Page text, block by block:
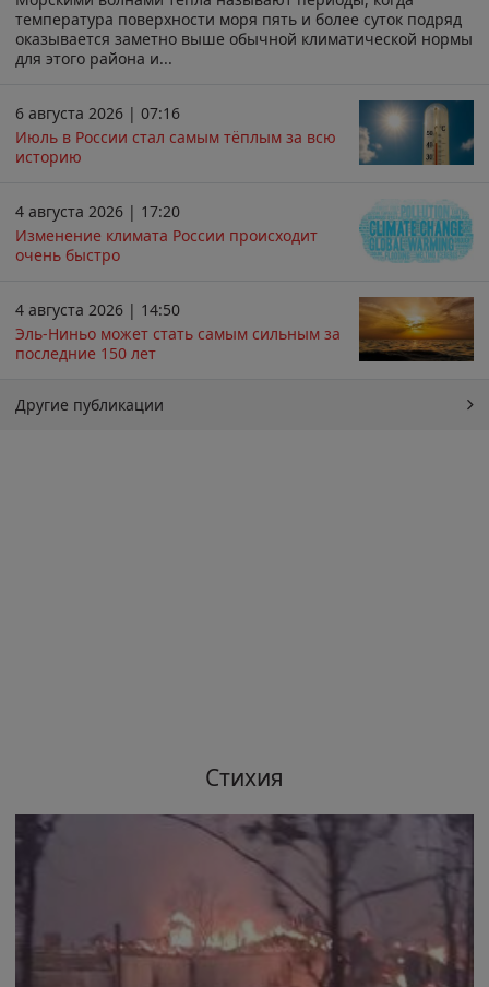
температура поверхности моря пять и более суток подряд
оказывается заметно выше обычной климатической нормы
для этого района и...
6 августа 2026 | 07:16
Июль в России стал самым тёплым за всю
историю
4 августа 2026 | 17:20
Изменение климата России происходит
очень быстро
4 августа 2026 | 14:50
Эль-Ниньо может стать самым сильным за
последние 150 лет
Другие публикации
Стихия